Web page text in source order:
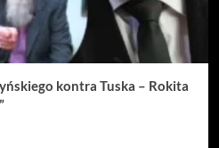
kontra Tuska – Rokita